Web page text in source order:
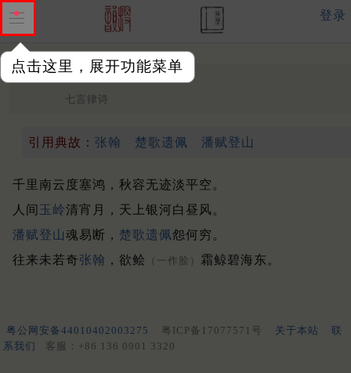
点击这里，展开功能菜单
登录
书秋 北宋 · 王初
七言律诗
引用典故： 张翰 楚歌遗佩 潘赋登山
千里南云度塞鸿，秋容无迹淡平空。
人间 玉岭清宵月，天上银河白昼风。
潘赋登山魂易断， 楚歌遗佩怨何穷。
往来未若奇张翰 ，欲鲙 （一作脍） 霜鲸碧海东。
粤公网安备44010402003275 粤ICP备17077571号 关于本站
联
系我们
客服：+86 136 0901 3320